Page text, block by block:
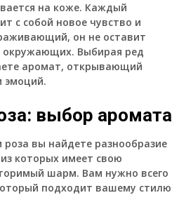
на коже. Каждый
с собой новое чувство и
он не оставит
Выбирая ред
аромат, открывающий
эмоций.
выбор аромата
вы найдете разнообразие
которых имеет свою
шарм. Вам нужно всего
подходит вашему стилю